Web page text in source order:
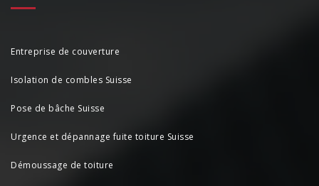
Entreprise de couverture
Isolation de combles Suisse
Pose de bâche Suisse
Urgence et dépannage fuite toiture Suisse
Démoussage de toiture